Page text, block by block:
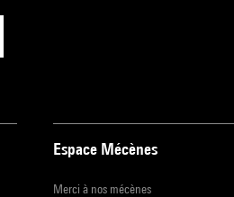
Espace Mécènes
Merci à nos mécènes